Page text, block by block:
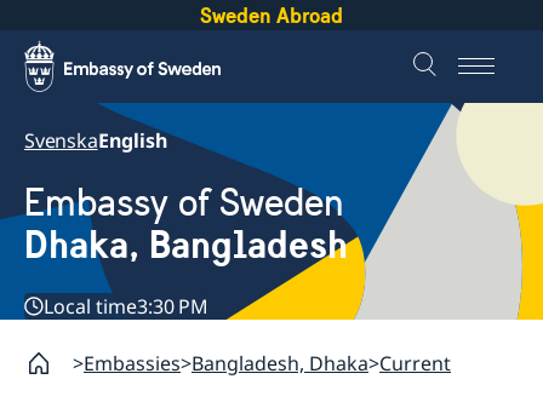
Sweden Abroad
SvenskaEnglish
Embassy of Sweden
Dhaka, Bangladesh
Local time3:30 PM
Embassies Bangladesh, Dhaka Current